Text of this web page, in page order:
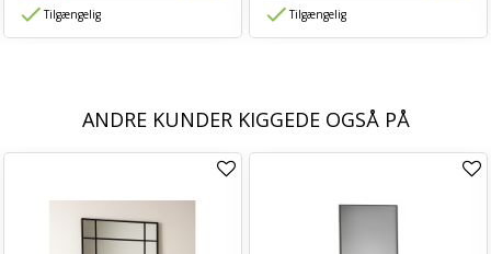
Tilgængelig Tilgængelig
ANDRE KUNDER KIGGEDE OGSÅ PÅ